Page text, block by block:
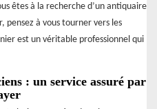
êtes à la recherche d’un antiquaire
pensez à vous tourner vers les
est un véritable professionnel qui
: un service assuré par